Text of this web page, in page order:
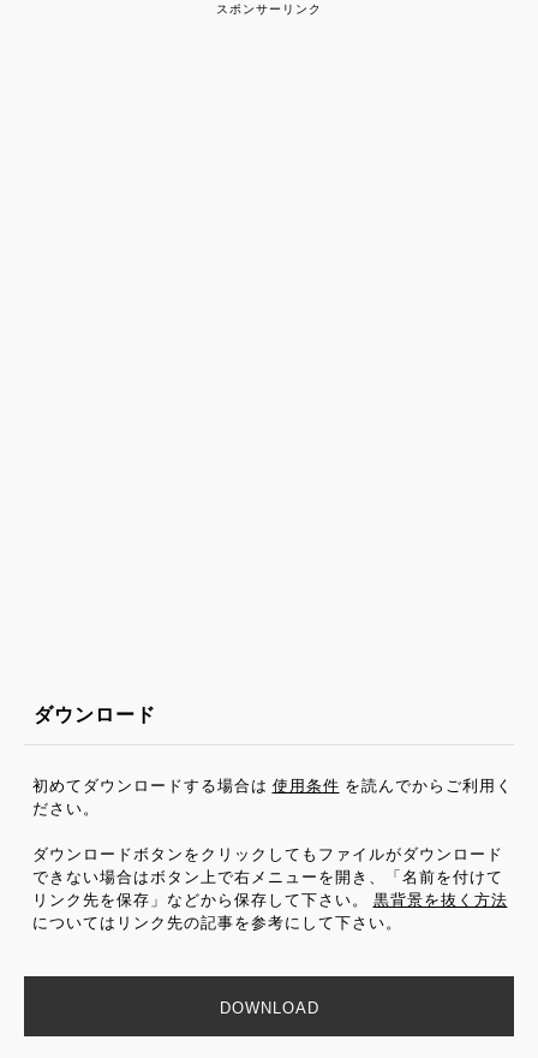
ダウンロード
初めてダウンロードする場合は 使用条件 を読んでからご利用く
ださい。
ダウンロードボタンをクリックしてもファイルがダウンロード
できない場合はボタン上で右メニューを開き、「名前を付けて
リンク先を保存」などから保存して下さい。
黒背景を抜く方法
についてはリンク先の記事を参考にして下さい。
DOWNLOAD